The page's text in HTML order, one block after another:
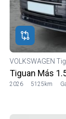
VOLKSWAGEN
Tiguan Más
2026 5125km